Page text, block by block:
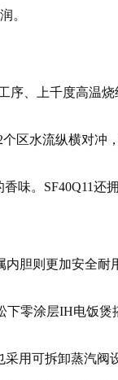
。
序、上千度高温
区水流纵横对冲
味。SF40Q11还
胆则更加安全耐
零涂层IH电饭
用可拆卸蒸汽阀